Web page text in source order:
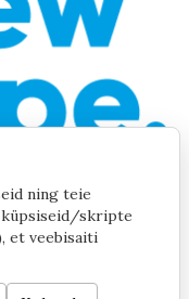
seaded
ning teie
küpsiseid/skripte
et veebisaiti